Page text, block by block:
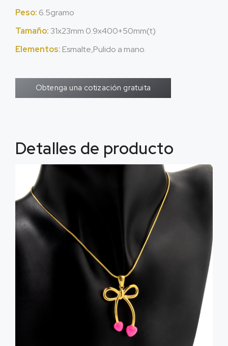
Peso: 6.5gramo
Tamaño: 31x23mm 0.9x400+50mm(t)
Elementos: Esmalte,Pulido a mano.
Obtenga una cotización gratuita
Detalles de producto